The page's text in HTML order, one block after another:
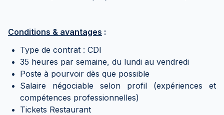
Conditions & avantages :
Type de contrat : CDI
35 heures par semaine, du lundi au vendredi
Poste à pourvoir dès que possible
Salaire négociable selon profil (expériences et
compétences professionnelles)
Tickets Restaurant